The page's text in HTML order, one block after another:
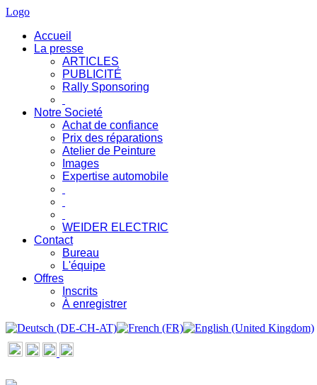
Logo
Accueil
La presse
ARTICLES
PUBLICITÉ
Rally Sponsoring
Notre Societé
Achat de confiance
Prix des réparations
Atelier de Peinture
Images
Expertise automobile
WEIDER ELECTRIC
Contact
Bureau
L'équipe
Offres
Inscrits
À enregistrer